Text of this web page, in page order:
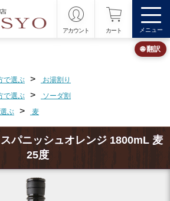
アカウント カート メニュー
で選ぶ >
お湯割り
で選ぶ >
ソーダ割
ぶ > 麦
パニッシュオレンジ 1800mL 麦
25度
🌐 翻訳